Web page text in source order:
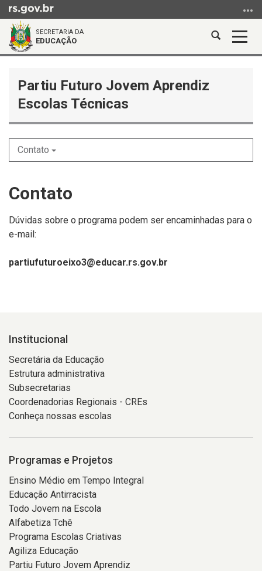
para
conteúdo
menu
busca
SECRETARIA DA
EDUCAÇÃO
Abrir
conteúdoPartiu Futuro Jovem Aprendiz
Escolas Técnicas
Contato
Contato
Dúvidas sobre o programa podem ser encaminhadas para o
e-mail:
partiufuturoeixo3@educar.rs.gov.br
Institucional
Secretária da Educação
Estrutura administrativa
Subsecretarias
Coordenadorias Regionais - CREs
Conheça nossas escolas
Programas e Projetos
Ensino Médio em Tempo Integral
Educação Antirracista
Todo Jovem na Escola
Alfabetiza Tchê
Programa Escolas Criativas
Agiliza Educação
Partiu Futuro Jovem Aprendiz